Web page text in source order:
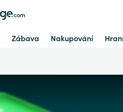
Zábava Nakupování